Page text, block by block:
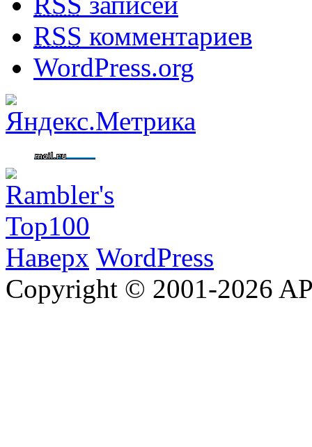
RSS комментариев
WordPress.org
Наверх WordPress
Copyright © 2001-2026